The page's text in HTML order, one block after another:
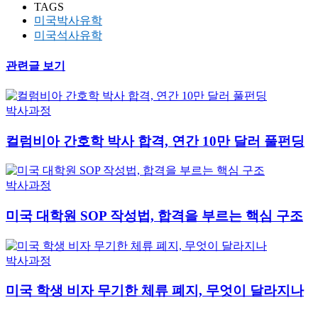
TAGS
미국박사유학
미국석사유학
관련글 보기
박사과정
컬럼비아 간호학 박사 합격, 연간 10만 달러 풀펀딩
박사과정
미국 대학원 SOP 작성법, 합격을 부르는 핵심 구조
박사과정
미국 학생 비자 무기한 체류 폐지, 무엇이 달라지나